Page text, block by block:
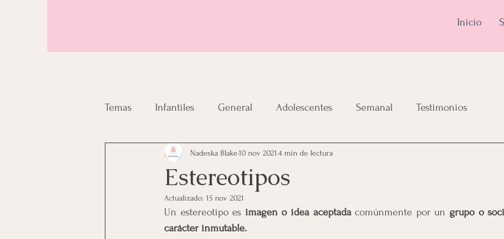
Inicio
Temas Infantiles General Adolescentes Semanal Testimonios
Estereotipos
Nadeska Blake10 nov 2021 4 min de lectura
Actualizado: 15 nov 2021
Un estereotipo es imagen o idea aceptada comúnmente por un grupo o
carácter inmutable.